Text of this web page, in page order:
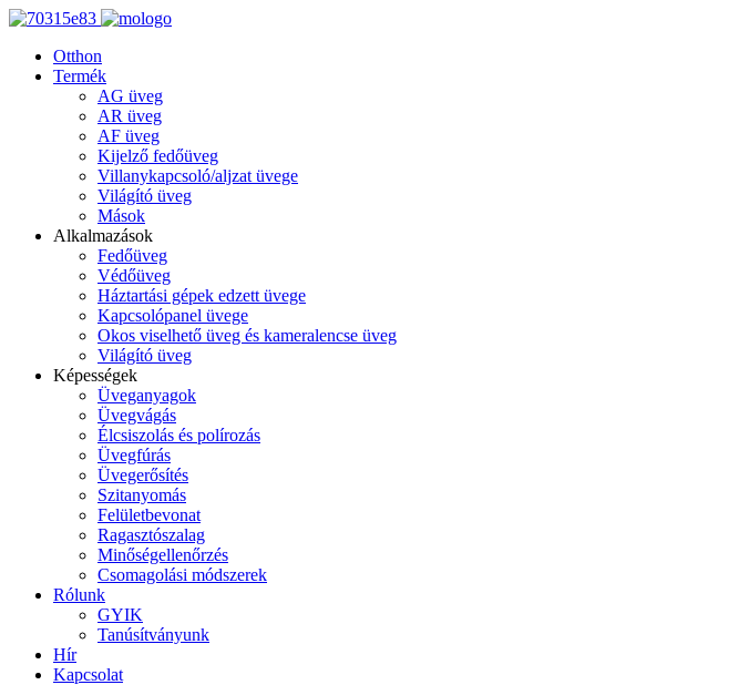
Otthon
Termék
AG üveg
AR üveg
AF üveg
Kijelző fedőüveg
Villanykapcsoló/aljzat üvege
Világító üveg
Mások
Alkalmazások
Fedőüveg
Védőüveg
Háztartási gépek edzett üvege
Kapcsolópanel üvege
Okos viselhető üveg és kameralencse üveg
Világító üveg
Képességek
Üveganyagok
Üvegvágás
Élcsiszolás és polírozás
Üvegfúrás
Üvegerősítés
Szitanyomás
Felületbevonat
Ragasztószalag
Minőségellenőrzés
Csomagolási módszerek
Rólunk
GYIK
Tanúsítványunk
Hír
Kapcsolat